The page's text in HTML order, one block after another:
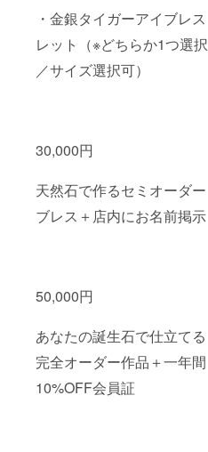
・金銀タイガーアイブレス
レット（※どちらか1つ選択
／サイズ選択可）
30,000円
天然石で作るセミオーダー
ブレス＋店内にお名前掲示
50,000円
あなたの誕生石で仕立てる
完全オーダー作品＋一年間
10%OFF会員証